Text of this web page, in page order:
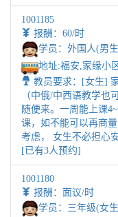
1001185
报酬：60/时
学员：外国人(男
地址:福安,家缘小
教员要求：[女生]
（中俄/中西语教学也
随便来。一周能上课
课，如不能可以再商
考虑， 女生不必担心
[已有3人预约]
1001180
报酬：面议/时
学员：三年级(女